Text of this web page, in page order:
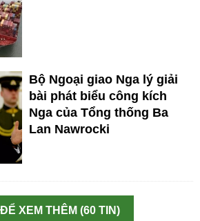
Bộ Ngoại giao Nga lý giải
bài phát biểu công kích
Nga của Tổng thống Ba
Lan Nawrocki
XEM THÊM (60 TIN)